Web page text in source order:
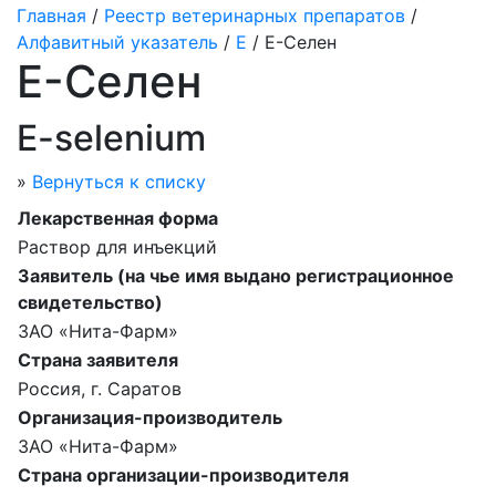
Главная / Реестр ветеринарных препаратов /
Алфавитный указатель / Е / Е-Селен
Е-Селен
E-selenium
» Вернуться к списку
Лекарственная форма
Раствор для инъекций
Заявитель (на чье имя выдано регистрационное
свидетельство)
ЗАО «Нита-Фарм»
Страна заявителя
Россия, г. Саратов
Организация-производитель
ЗАО «Нита-Фарм»
Страна организации-производителя